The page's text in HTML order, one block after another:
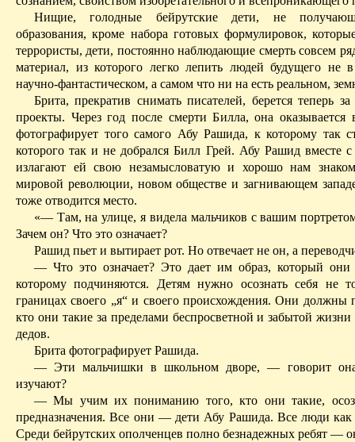
Нищие, голодные бейрутскиедети, не
образования, кроме набора готовых формулировок,
террористы, дети, постоянно наблюдающие смерть совсем
материал, из которого легко лепить людей будущего не
научно-фантастическом, а самом что ни на есть реальном,
Брита, прекратив снимать писателей, берется теперь
проекты. Через год после смерти Билла, она оказывается
фотографирует того самого Абу Рашида, к которому так
которого так и не добрался Билл Грей. Абу Рашидвместе с
излагают ей свою незамысловатую и хорошо нам
мировой революции, новом обществе и загнивающем
тоже отводится место.
«— Там, на улице, я видела мальчиков с вашим
Зачем он? Что это означает?
Рашидпьет и вытирает рот. Но отвечает не он, а
— Что это означает? Это дает им образ, который
которому подчиняются. Детям нужно осознать себя не
границах своего „я“ и своего происхождения. Они должны
кто они такие за пределами беспросветной и забытой
дедов.
Бритафотографирует Рашида.
— Эти мальчишки в школьном дворе, — говорит
изучают?
— Мы учим их пониманию того, кто они такие,
предназначения. Все они — детиАбу Рашида. Все люди как
Среди бейрутских ополченцев полно безнадежных ребят —